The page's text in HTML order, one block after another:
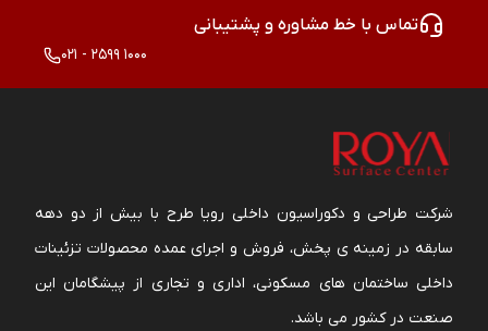
تماس با خط مشاوره و پشتیبانی
021 - 2599 1000
شرکت طراحی و دکوراسیون داخلی رویا طرح با بیش از دو دهه
سابقه در زمینه ی پخش، فروش و اجرای عمده محصولات تزئینات
داخلی ساختمان های مسکونی، اداری و تجاری از پیشگامان این
صنعت در کشور می باشد.